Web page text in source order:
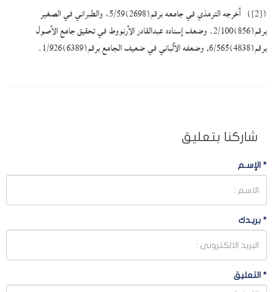
([2]) أخرجه الترمذي في جامعه برقم(2698)5/59، والطبراني في الصغير
برقم(856)2/100. وضعف إسناده عبدالقادر الأرنووط في تحقيق جامع الأصول
برقم(4838)6/565, وضعفه الألباني في ضعيف الجامع برقم(6389)1/926.
شاركنا بتعليق
* الإسـم
* بريـدك
* التعليق